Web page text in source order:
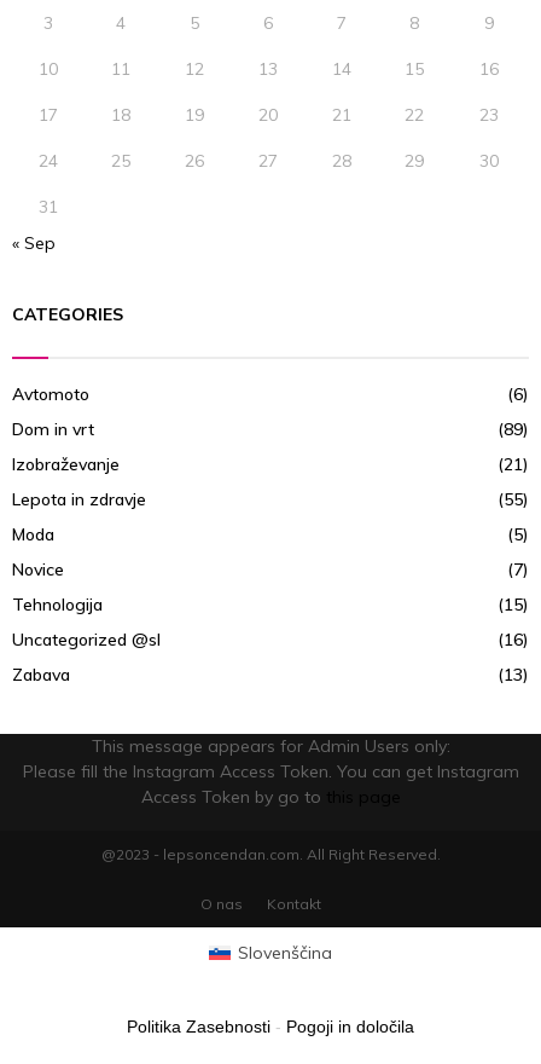
3 4 5 6 7 8 9
10 11 12 13 14 15 16
17 18 19 20 21 22 23
24 25 26 27 28 29 30
31
« Sep
CATEGORIES
Avtomoto
(6)
Dom in vrt
(89)
Izobraževanje
(21)
Lepota in zdravje
(55)
Moda
(5)
Novice
(7)
Tehnologija
(15)
Uncategorized @sl
(16)
Zabava
(13)
This message appears for Admin Users only:
Please fill the Instagram Access Token. You can get Instagram
Access Token by go to
@2023 - lepsoncendan.com. All Right Reserved.
O nas Kontakt
Slovenščina
Politika Zasebnosti - Pogoji in določila